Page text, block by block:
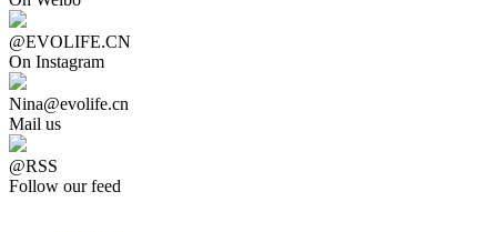
@EVOLIFE.CN
On Instagram
Nina@evolife.cn
Mail us
@RSS
Follow our feed